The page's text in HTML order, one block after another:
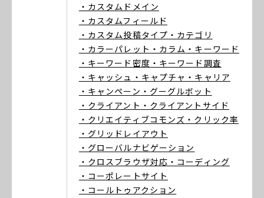
・カスタムドメイン
・カスタムフィールド
・カスタム投稿タイプ ・カテゴリ
・カラーパレット ・カラム ・キーワード
・キーワード密度 ・キーワード調査
・キャッシュ ・キャプチャ ・キャリア
・キャンペーン ・グーグルボット
・クライアント ・クライアントサイド
・クリエイティブコモンズ ・クリック率
・グリッドレイアウト
・グローバルナビゲーション
・クロスブラウザ対応 ・コーディング
・コーポレートサイト
・コールトゥアクション